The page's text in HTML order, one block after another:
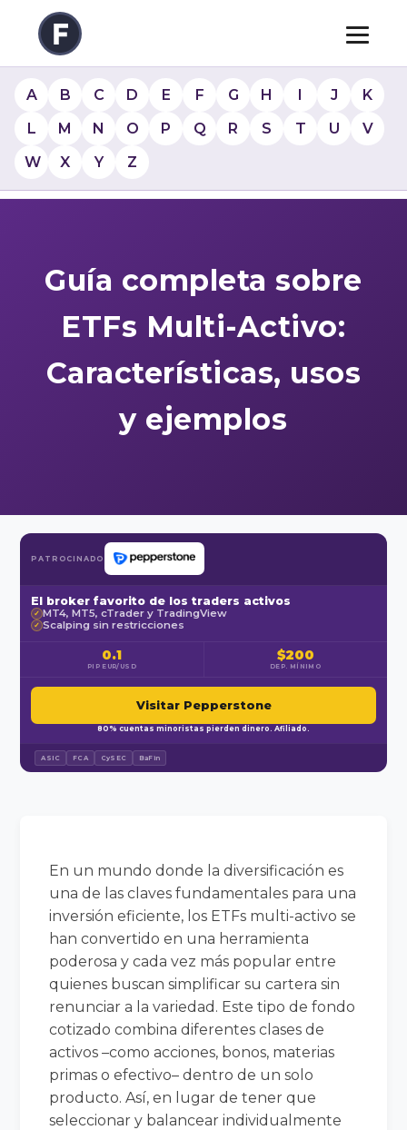
A B C D E F G H I J
K
L
M N O P Q R S T U
V
W
X Y Z
Guía completa sobre
ETFs Multi-Activo:
Características, usos
y ejemplos
PATROCINADO
El broker favorito de los traders activos
✓ MT4, MT5, cTrader y TradingView
✓ Scalping sin restricciones
0.1
PIP EUR/USD
$200
DEP. MÍNIMO
Visitar Pepperstone
80% cuentas minoristas pierden dinero. Afiliado.
ASIC FCA CySEC BaFin
En un mundo donde la diversificación es
una de las claves fundamentales para una
inversión eficiente, los ETFs multi-activo se
han convertido en una herramienta
poderosa y cada vez más popular entre
quienes buscan simplificar su cartera sin
renunciar a la variedad. Este tipo de fondo
cotizado combina diferentes clases de
activos –como acciones, bonos, materias
primas o efectivo– dentro de un solo
producto. Así, en lugar de tener que
seleccionar y balancear individualmente